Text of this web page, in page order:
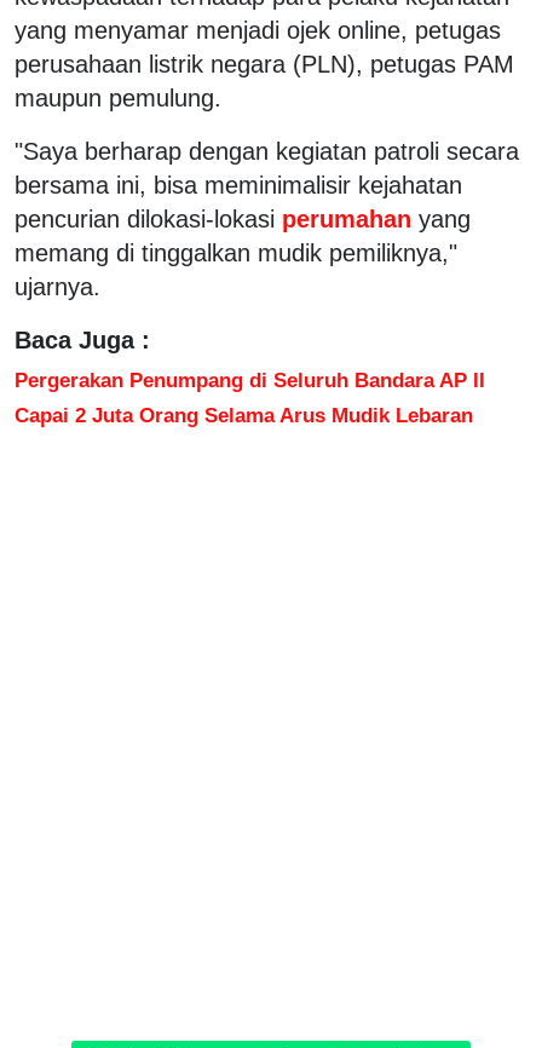
yang menyamar menjadi ojek online, petugas
perusahaan listrik negara (PLN), petugas PAM
maupun pemulung.
"Saya berharap dengan kegiatan patroli secara
bersama ini, bisa meminimalisir kejahatan
pencurian dilokasi-lokasi perumahan yang
memang di tinggalkan mudik pemiliknya,"
ujarnya.
Baca Juga :
Pergerakan Penumpang di Seluruh Bandara AP II
Capai 2 Juta Orang Selama Arus Mudik Lebaran